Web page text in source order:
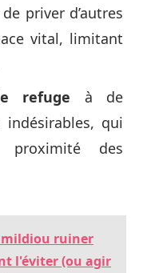
priver d’autres
vital, limitant
refuge à de
indésirables, qui
proximité des
mildiou ruiner
l'éviter (ou agir